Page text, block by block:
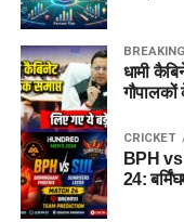
धामी
CRICKET
BPH
24: